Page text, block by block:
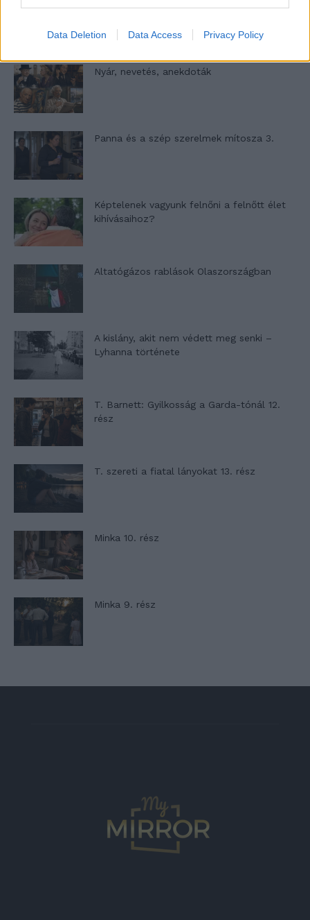
Data Deletion Data Access Privacy Policy
Nyár, nevetés, anekdoták
Panna és a szép szerelmek mítosza 3.
Képtelenek vagyunk felnőni a felnőtt élet
kihívásaihoz?
Altatógázos rablások Olaszországban
A kislány, akit nem védett meg senki –
Lyhanna története
T. Barnett: Gyilkosság a Garda-tónál 12.
rész
T. szereti a fiatal lányokat 13. rész
Minka 10. rész
Minka 9. rész